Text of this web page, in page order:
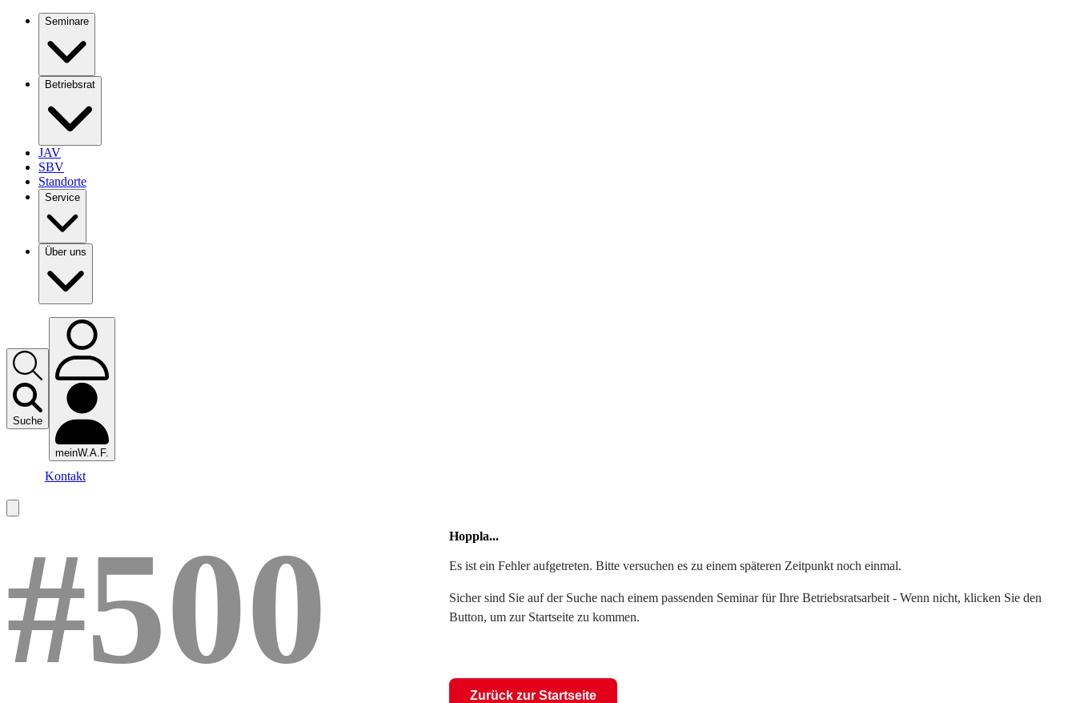
Seminare
Betriebsrat
JAV
SBV
Standorte
Service
Über uns
Suche
meinW.A.F.
Kontakt
#500 Hoppla...
Es ist ein Fehler aufgetreten. Bitte versuchen es zu einem späteren Zeitpunkt noch einmal.
Sicher sind Sie auf der Suche nach einem passenden Seminar für Ihre Betriebsratsarbeit - Wenn nicht, klicken Sie den
Button, um zur Startseite zu kommen.
Zurück zur Startseite